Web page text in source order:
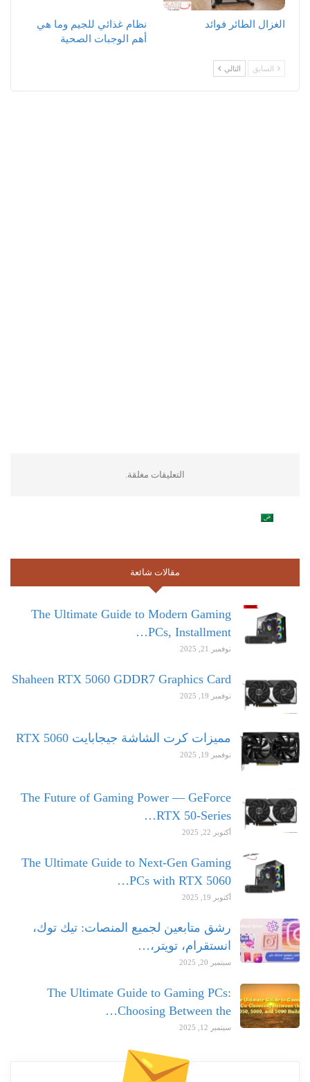
الغزال الطائر فوائد
نظام غذائي للجيم وما هي
أهم الوجبات الصحية
السابق التالي
التعليقات مغلقة.
مقالات شائعة
The Ultimate Guide to Modern Gaming
PCs, Installment…
نوفمبر 21, 2025
Shaheen RTX 5060 GDDR7 Graphics Card
نوفمبر 19, 2025
مميزات كرت الشاشة جيجابايت RTX 5060
نوفمبر 19, 2025
The Future of Gaming Power — GeForce
RTX 50-Series…
أكتوبر 22, 2025
The Ultimate Guide to Next-Gen Gaming
PCs with RTX 5060…
أكتوبر 19, 2025
رشق متابعين لجميع المنصات: تيك توك،
انستقرام، تويتر،…
سبتمبر 20, 2025
The Ultimate Guide to Gaming PCs:
Choosing Between the…
سبتمبر 12, 2025